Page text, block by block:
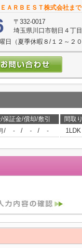
ＡＲＢＥＳＴ株式会社まで
〒332-0017
埼玉県川口市朝日４丁
（夏季休暇８/１２～２０
保証金/償却/敷引 間取り
/ - / - / - 1LDK